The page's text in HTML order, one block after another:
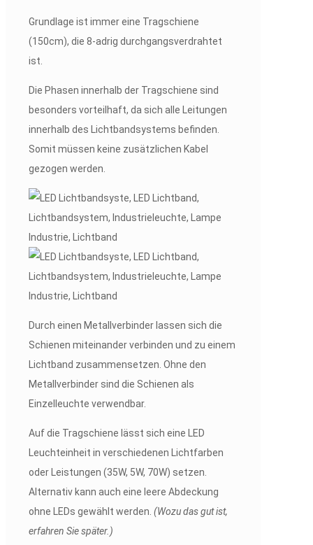
Grundlage ist immer eine Tragschiene
(150cm), die 8-adrig durchgangsverdrahtet
ist.
Die Phasen innerhalb der Tragschiene sind
besonders vorteilhaft, da sich alle Leitungen
innerhalb des Lichtbandsystems befinden.
Somit müssen keine zusätzlichen Kabel
gezogen werden.
Durch einen Metallverbinder lassen sich die
Schienen miteinander verbinden und zu einem
Lichtband zusammensetzen. Ohne den
Metallverbinder sind die Schienen als
Einzelleuchte verwendbar.
Auf die Tragschiene lässt sich eine LED
Leuchteinheit in verschiedenen Lichtfarben
oder Leistungen (35W, 5W, 70W) setzen.
Alternativ kann auch eine leere Abdeckung
ohne LEDs gewählt werden. (Wozu das gut ist,
erfahren Sie später.)